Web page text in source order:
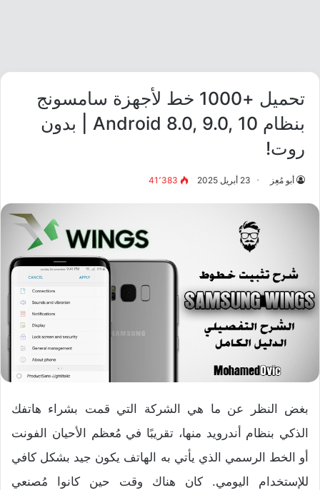
تحميل +1000 خط لأجهزة سامسونج
بنظام Android 8.0, 9.0, 10 | بدون
روت!
أبو مُعِز 23 أبريل 2025 41٬383
بغض النظر عن ما هي الشركة التي قمت بشراء هاتفك
الذكي بنظام أندرويد منها، تقريبًا في مُعظم الأحيان الفونت
أو الخط الرسمي الذي يأتي به الهاتف يكون جيد بشكل كافي
للإستخدام اليومي. كان هناك وقت حين كانوا مُصنعي